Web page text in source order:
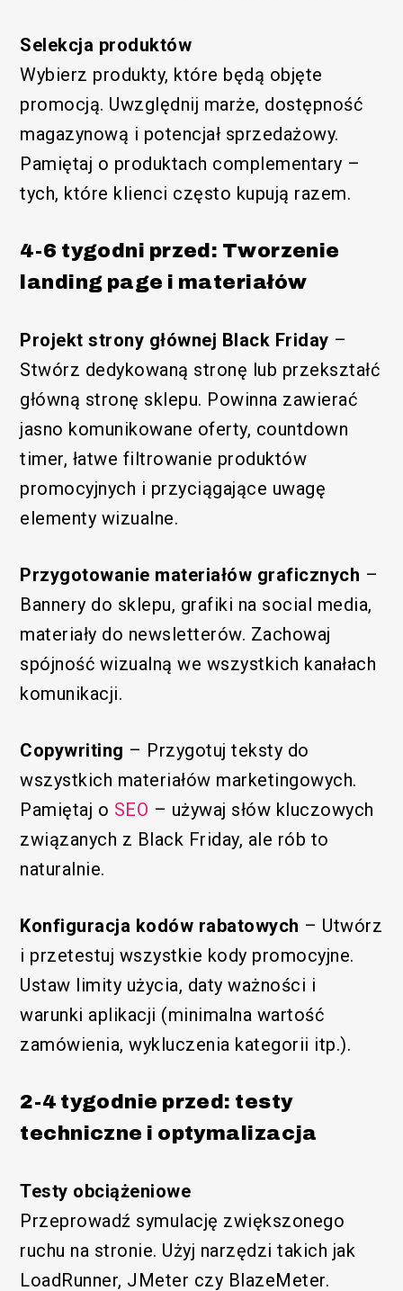
Selekcja produktów
Wybierz produkty, które będą objęte
promocją. Uwzględnij marże, dostępność
magazynową i potencjał sprzedażowy.
Pamiętaj o produktach complementary –
tych, które klienci często kupują razem.
4-6 tygodni przed: Tworzenie
landing page i materiałów
Projekt strony głównej Black Friday –
Stwórz dedykowaną stronę lub przekształć
główną stronę sklepu. Powinna zawierać
jasno komunikowane oferty, countdown
timer, łatwe filtrowanie produktów
promocyjnych i przyciągające uwagę
elementy wizualne.
Przygotowanie materiałów graficznych –
Bannery do sklepu, grafiki na social media,
materiały do newsletterów. Zachowaj
spójność wizualną we wszystkich kanałach
komunikacji.
Copywriting – Przygotuj teksty do
wszystkich materiałów marketingowych.
Pamiętaj o SEO – używaj słów kluczowych
związanych z Black Friday, ale rób to
naturalnie.
Konfiguracja kodów rabatowych – Utwórz
i przetestuj wszystkie kody promocyjne.
Ustaw limity użycia, daty ważności i
warunki aplikacji (minimalna wartość
zamówienia, wykluczenia kategorii itp.).
2-4 tygodnie przed: testy
techniczne i optymalizacja
Testy obciążeniowe
Przeprowadź symulację zwiększonego
ruchu na stronie. Użyj narzędzi takich jak
LoadRunner, JMeter czy BlazeMeter.